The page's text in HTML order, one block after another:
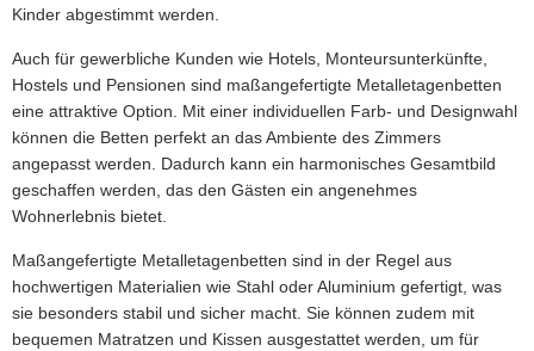
Kinder abgestimmt werden.
Auch für gewerbliche Kunden wie Hotels, Monteursunterkünfte,
Hostels und Pensionen sind maßangefertigte Metalletagenbetten
eine attraktive Option. Mit einer individuellen Farb- und Designwahl
können die Betten perfekt an das Ambiente des Zimmers
angepasst werden. Dadurch kann ein harmonisches Gesamtbild
geschaffen werden, das den Gästen ein angenehmes
Wohnerlebnis bietet.
Maßangefertigte Metalletagenbetten sind in der Regel aus
hochwertigen Materialien wie Stahl oder Aluminium gefertigt, was
sie besonders stabil und sicher macht. Sie können zudem mit
bequemen Matratzen und Kissen ausgestattet werden, um für